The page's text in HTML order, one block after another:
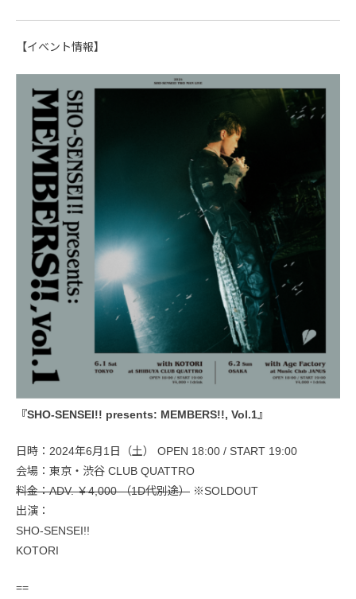
【イベント情報】
『SHO-SENSEI!! presents: MEMBERS!!, Vol.1』
日時：2024年6月1日（土） OPEN 18:00 / START 19:00
会場：東京・渋谷 CLUB QUATTRO
料金：ADV. ￥4,000 （1D代別途） ※SOLDOUT
出演：
SHO-SENSEI!!
KOTORI
==